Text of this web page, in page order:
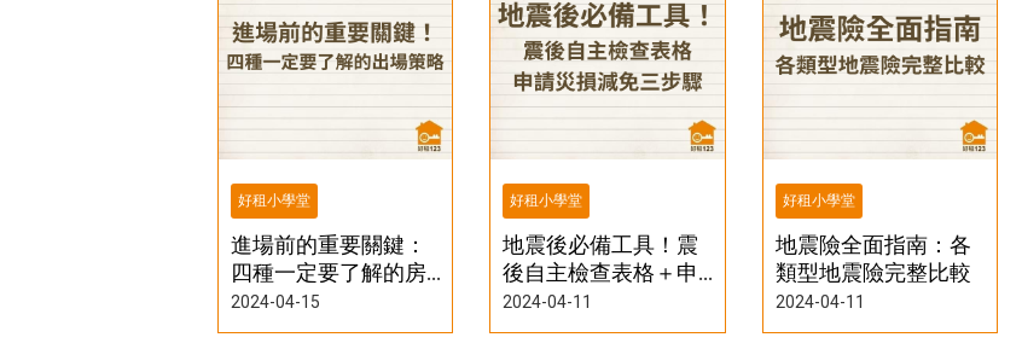
好租小學堂
進場前的重要關鍵：
四種一定要了解的房
地產出場策略
2024-04-15
好租小學堂
地震後必備工具！震
後自主檢查表格＋申
請災損減免三步驟
2024-04-11
好租小學堂
地震險全面指南：各
類型地震險完整比較
2024-04-11